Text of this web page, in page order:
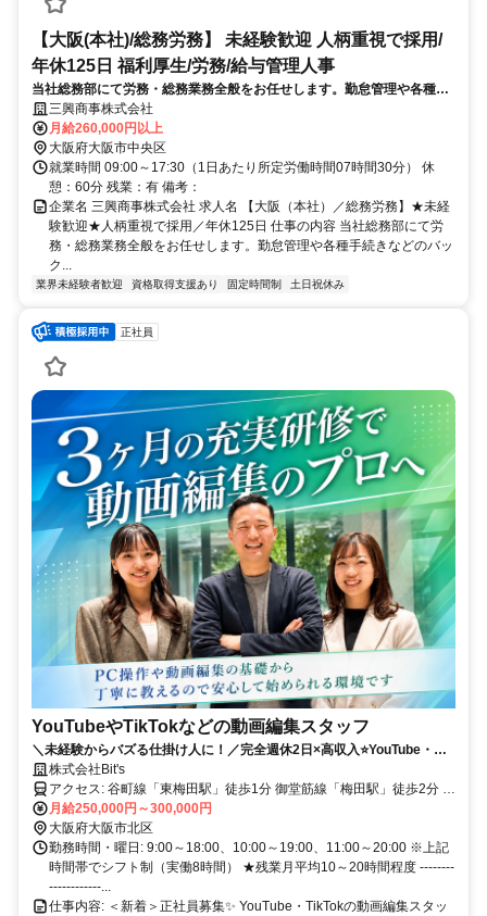
【大阪(本社)/総務労務】 未経験歓迎 人柄重視で採用/
年休125日 福利厚生/労務/給与管理人事
当社総務部にて労務・総務業務全般をお任せします。勤怠管理や各種手
続きなどのバックオフィス業務を通じて、他部署の社員とも連携しなが
ら会社運営を内側から支える仕事です。丁寧さや正確さを活かしつつ、
三興商事株式会社
月給260,000円以上
大阪府大阪市中央区
就業時間 09:00～17:30（1日あたり所定労働時間07時間30分） 休
憩：60分 残業：有 備考：
企業名 三興商事株式会社 求人名 【大阪（本社）／総務労務】★未経
験歓迎★人柄重視で採用／年休125日 仕事の内容 当社総務部にて労
務・総務業務全般をお任せします。勤怠管理や各種手続きなどのバッ
ク...
業界未経験者歓迎 資格取得支援あり 固定時間制 土日祝休み
正社員
YouTubeやTikTokなどの動画編集スタッフ
＼未経験からバズる仕掛け人に！／完全週休2日×高収入⭐️YouTube・
TikTok好きが活きる正社員
株式会社Bit's
アクセス: 谷町線「東梅田駅」徒歩1分 御堂筋線「梅田駅」徒歩2分 阪
神本線「大阪梅田駅」徒歩3分 --------------------------------------
月給250,000円～300,000円
大阪府大阪市北区
勤務時間・曜日: 9:00～18:00、10:00～19:00、11:00～20:00 ※上記
時間帯でシフト制（実働8時間） ★残業月平均10～20時間程度 --------
------------...
仕事内容: ＜新着＞正社員募集✨ YouTube・TikTokの動画編集スタッ